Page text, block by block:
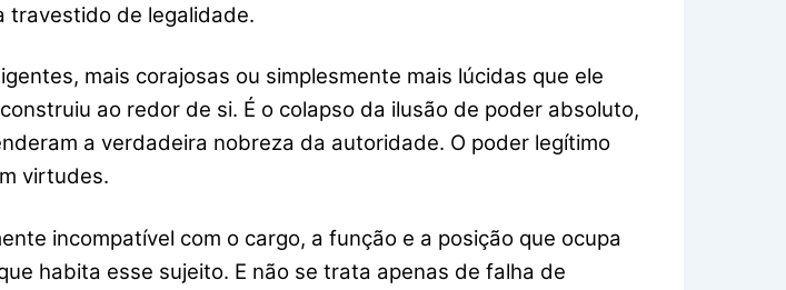
travestido de legalidade.
mais corajosas ou simplesmente mais lúcidas que ele
ao redor de si. É o colapso da ilusão de poder absoluto,
a verdadeira nobreza da autoridade. O poder legítimo
virtudes.
incompatível com o cargo, a função e a posição que ocupa
habita esse sujeito. E não se trata apenas de falha de